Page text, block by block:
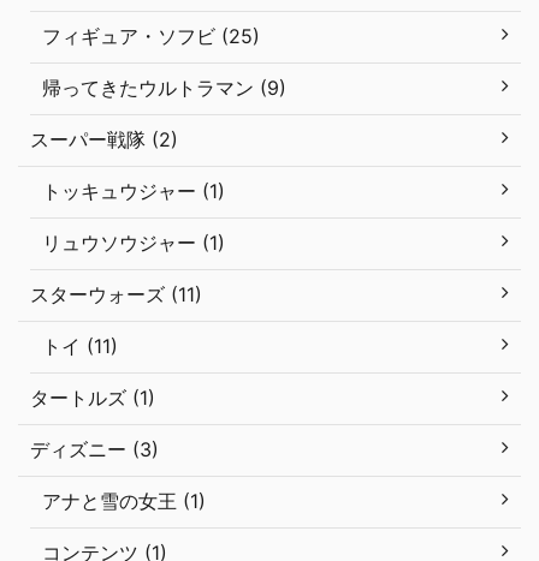
フィギュア・ソフビ (25)
帰ってきたウルトラマン (9)
スーパー戦隊 (2)
トッキュウジャー (1)
リュウソウジャー (1)
スターウォーズ (11)
トイ (11)
タートルズ (1)
ディズニー (3)
アナと雪の女王 (1)
コンテンツ (1)